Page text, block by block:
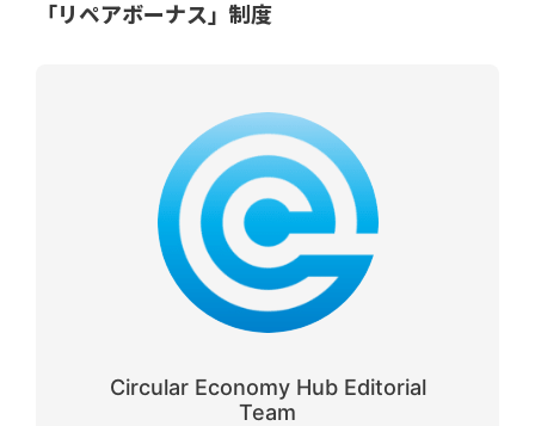
「リペアボーナス」制度
Circular Economy Hub Editorial
Team